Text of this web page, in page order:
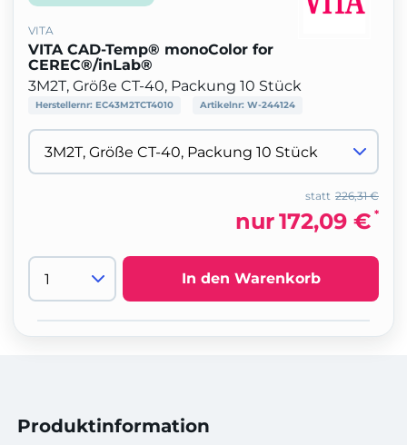
VITA
VITA CAD-Temp® monoColor for
CEREC®/inLab®
3M2T, Größe CT-40, Packung 10 Stück
Herstellernr: EC43M2TCT4010 Artikelnr: W-244124
226,31 €
statt
nur172,09 € *
In den Warenkorb
Produktinformation